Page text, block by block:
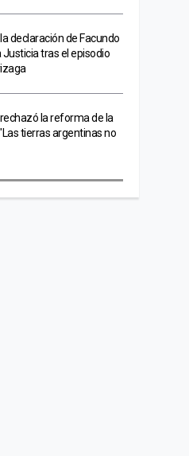
declaración de Facundo
Justicia tras el episodio
la reforma de la
tierras argentinas no